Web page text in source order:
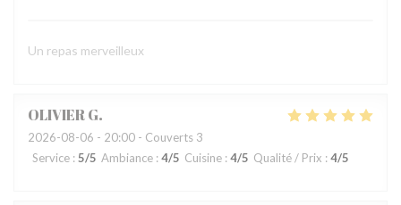
Un repas merveilleux
OLIVIERG
2026-08-06 - 20:00 - Couverts 3
Service : 5/5 Ambiance : 4/5 Cuisine : 4/5 Qualité / Prix : 4/5